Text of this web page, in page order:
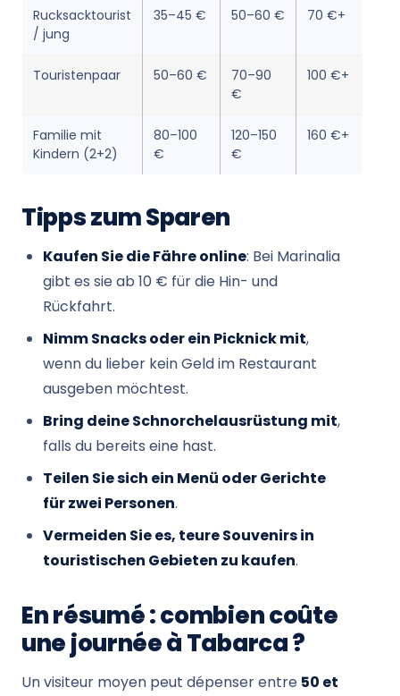
Rucksacktourist
/ jung
35–45 € 50–60 € 70 €+
Touristenpaar 50–60 €
70–90
€
100 €+
Familie mit
Kindern (2+2)
80–100
€
120–150
€
160 €+
Tipps zum Sparen
Kaufen Sie die Fähre online: Bei Marinalia
gibt es sie ab 10 € für die Hin- und
Rückfahrt.
Nimm Snacks oder ein Picknick mit,
wenn du lieber kein Geld im Restaurant
ausgeben möchtest.
Bring deine Schnorchelausrüstung mit,
falls du bereits eine hast.
Teilen Sie sich ein Menü oder Gerichte
für zwei Personen.
Vermeiden Sie es, teure Souvenirs in
touristischen Gebieten zu kaufen.
En résumé : combien coûte
une journée à Tabarca ?
Un visiteur moyen peut dépenser entre 50 et